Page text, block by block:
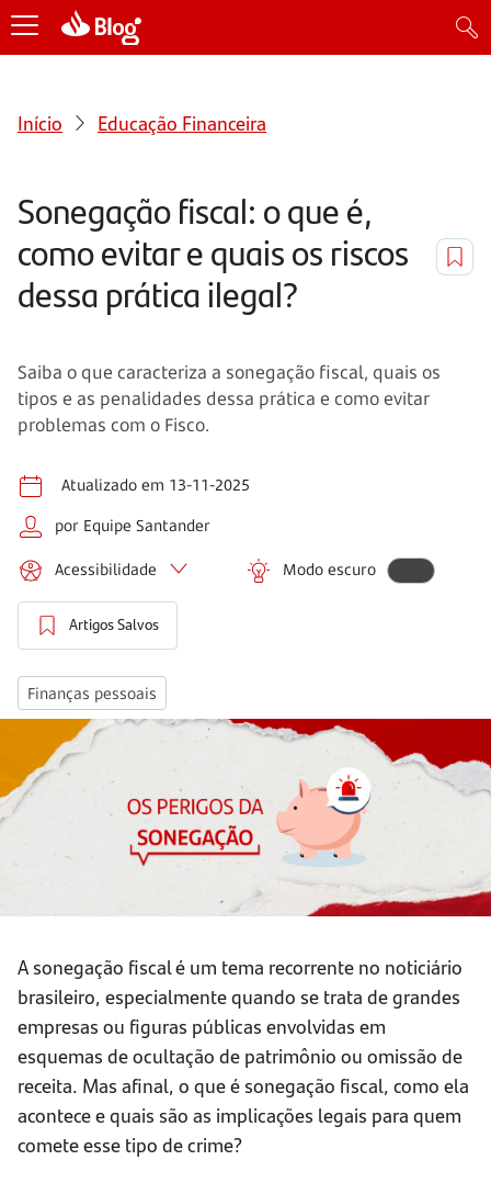
Início Educação Financeira
Sonegação fiscal: o que é,
como evitar e quais os riscos
dessa prática ilegal?
Saiba o que caracteriza a sonegação fiscal, quais os
tipos e as penalidades dessa prática e como evitar
problemas com o Fisco.
Atualizado em 13-11-2025
por Equipe Santander
Acessibilidade Modo escuro
Artigos Salvos
Finanças pessoais
A sonegação fiscal é um tema recorrente no noticiário
brasileiro, especialmente quando se trata de grandes
empresas ou figuras públicas envolvidas em
esquemas de ocultação de patrimônio ou omissão de
receita. Mas afinal, o que é sonegação fiscal, como ela
acontece e quais são as implicações legais para quem
comete esse tipo de crime?